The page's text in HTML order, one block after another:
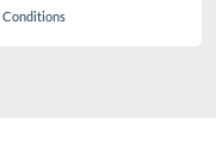
Conditions